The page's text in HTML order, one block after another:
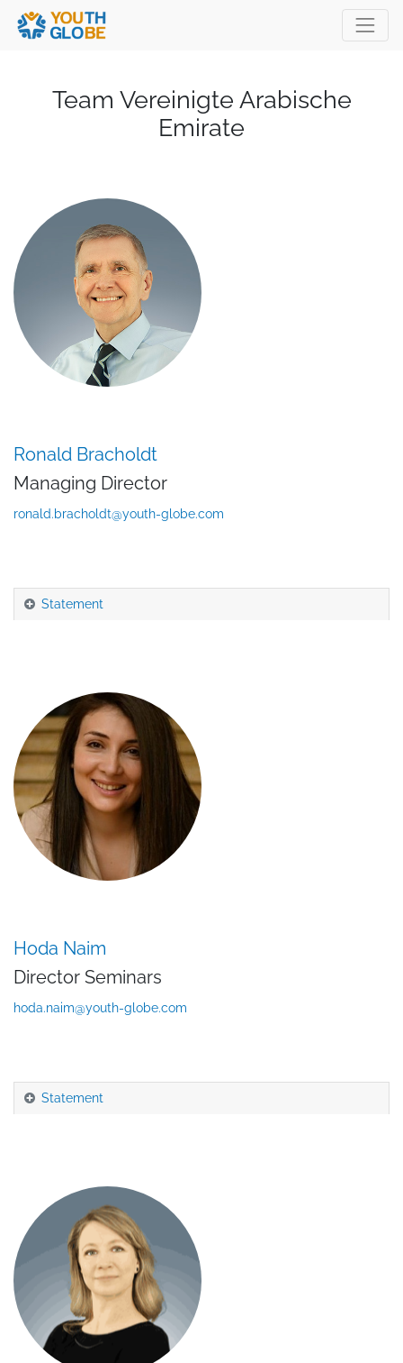
Team Vereinigte Arabische
Emirate
Ronald Bracholdt
Managing Director
ronald.bracholdt@youth-globe.com
Statement
Hoda Naim
Director Seminars
hoda.naim@youth-globe.com
Statement